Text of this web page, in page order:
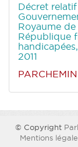
Décret
Royaume
République
2011
© Copyright
Mentions